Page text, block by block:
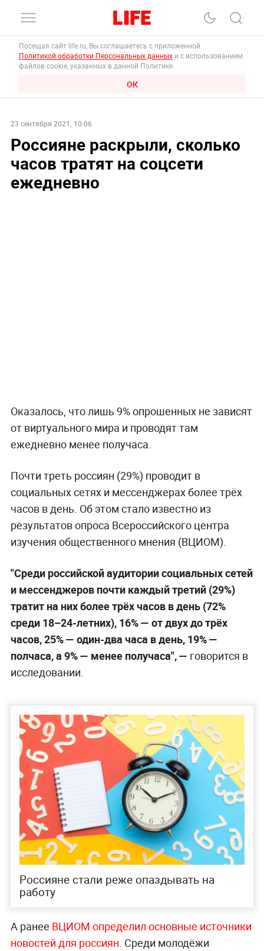
Посещая сайт life.ru, Вы соглашаетесь с приложенной
Политикой обработки Персональных данных и с использованием
файлов cookie, указанных в данной Политике.
ОК
23 сентября 2021, 10:06
Россияне раскрыли, сколько
часов тратят на соцсети
ежедневно
Оказалось, что лишь 9% опрошенных не зависят
от виртуального мира и проводят там
ежедневно менее получаса.
Почти треть россиян (29%) проводит в
социальных сетях и мессенджерах более трёх
часов в день. Об этом стало известно из
результатов опроса Всероссийского центра
изучения общественного мнения (ВЦИОМ).
"Среди российской аудитории социальных сетей
и мессенджеров почти каждый третий (29%)
тратит на них более трёх часов в день (72%
среди 18–24-летних), 16% — от двух до трёх
часов, 25% — один-два часа в день, 19% —
полчаса, а 9% — менее получаса", — говорится в
исследовании.
Россияне стали реже опаздывать на
работу
А ранее ВЦИОМ определил основные источники
новостей для россиян. Среди молодёжи